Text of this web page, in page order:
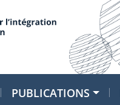
PUBLICATIONS